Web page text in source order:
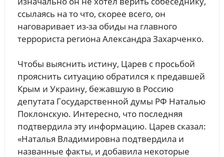
ссылаясь на то что, скорее всего, он
наговаривает из-за обиды на главного
террориста региона Александра Захарченко.
Чтобы выяснить истину, Царев с просьбой
прояснить ситуацию обратился к предавшей
Крым и Украину, бежавшую в Россию
депутата Государственной думы РФ Наталью
Поклонскую. Интересно, что последняя
подтвердила эту информацию. Царев сказал:
«Наталья Владимировна подтвердила и
названные факты, и добавила некоторые